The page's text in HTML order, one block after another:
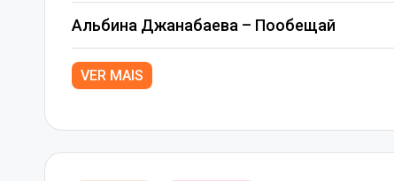
Альбина Джанабаева – Пообещай
VER MAIS